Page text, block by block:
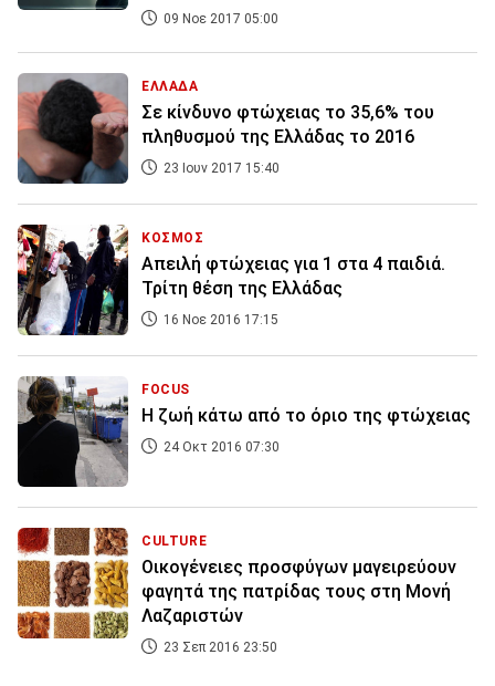
09 Νοε 2017 05:00
ΕΛΛΑΔΑ
Σε κίνδυνο φτώχειας το 35,6% του
πληθυσμού της Ελλάδας το 2016
23 Ιουν 2017 15:40
ΚΟΣΜΟΣ
Απειλή φτώχειας για 1 στα 4 παιδιά.
Τρίτη θέση της Ελλάδας
16 Νοε 2016 17:15
FOCUS
Η ζωή κάτω από το όριο της φτώχειας
24 Οκτ 2016 07:30
CULTURE
Οικογένειες προσφύγων μαγειρεύουν
φαγητά της πατρίδας τους στη Μονή
Λαζαριστών
23 Σεπ 2016 23:50